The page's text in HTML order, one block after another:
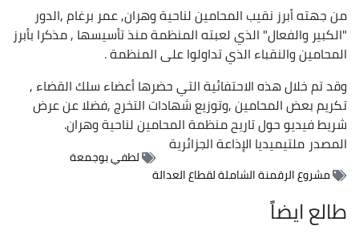
من جهته أبرز نقيب المحامين لناحية وهران, عمر برغام ,الدور
"الكبير والفعال" الذي لعبته المنظمة منذ تأسيسها , مذكرا بأبرز
المحامين والنقباء الذي تداولوا على المنظمة .
وقد تم خلال هذه الاحتفائية التي حضرها أعضاء سلك القضاء ,
تكريم بعض المحامين ,وتوزيع شهادات التخرج ,فضلا عن عرض
شريط فيديو حول تاريح منظمة المحامين لناحية وهران.
المصدرملتيميديا الإذاعة الجزائرية
لطفي بوجمعة
مشروع الرقمنة الشاملة لقطاع العدالة
طالع ايضاً